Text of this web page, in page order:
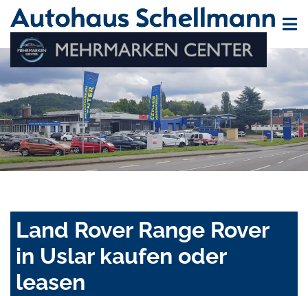
Land Rover Range Rover
in Uslar kaufen oder
leasen